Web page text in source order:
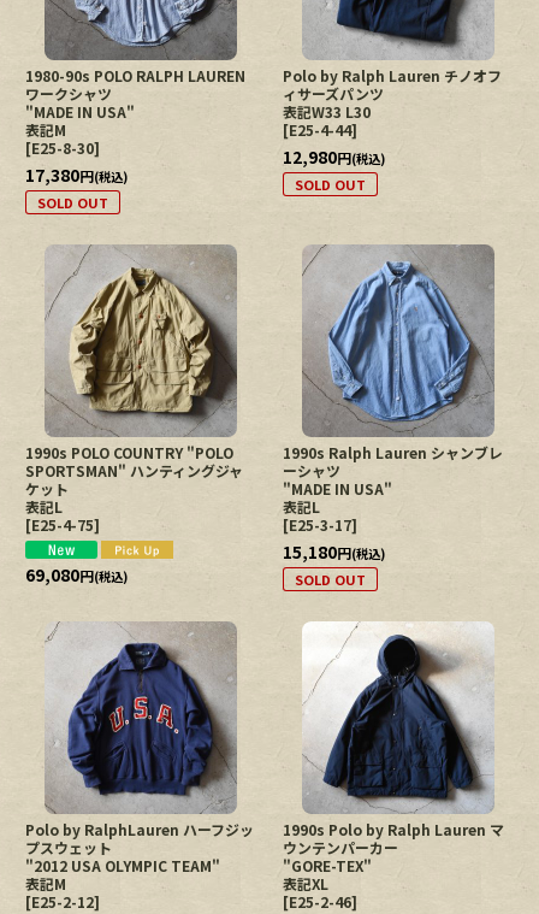
1980-90s POLO RALPH LAUREN
ワークシャツ
"MADE IN USA"
表記M
[E25-8-30]
17,380円(税込)
SOLD OUT
Polo by Ralph Lauren チノオフ
ィサーズパンツ
表記W33 L30
[E25-4-44]
12,980円(税込)
SOLD OUT
1990s POLO COUNTRY "POLO
SPORTSMAN" ハンティングジャ
ケット
表記L
[E25-4-75]
69,080円(税込)
1990s Ralph Lauren シャンブレ
ーシャツ
"MADE IN USA"
表記L
[E25-3-17]
15,180円(税込)
SOLD OUT
Polo by RalphLauren ハーフジッ
プスウェット
"2012 USA OLYMPIC TEAM"
表記M
[E25-2-12]
1990s Polo by Ralph Lauren マ
ウンテンパーカー
"GORE-TEX"
表記XL
[E25-2-46]